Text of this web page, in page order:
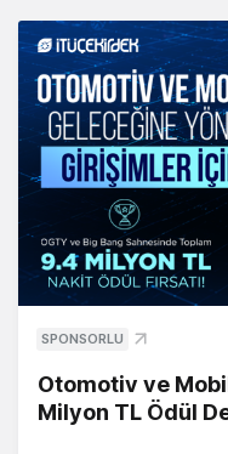
SPONSORLU
Otomotiv ve
Milyon TL Ödül